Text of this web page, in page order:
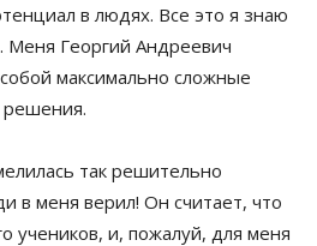
в людях. Все это я знаю
Меня Георгий Андреевич
максимально сложные
решения.
так решительно
в меня верил! Он считает, что
учеников, и, пожалуй, для меня